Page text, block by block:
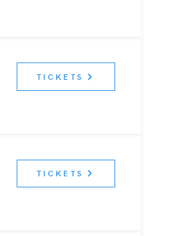
TICKETS
TICKETS